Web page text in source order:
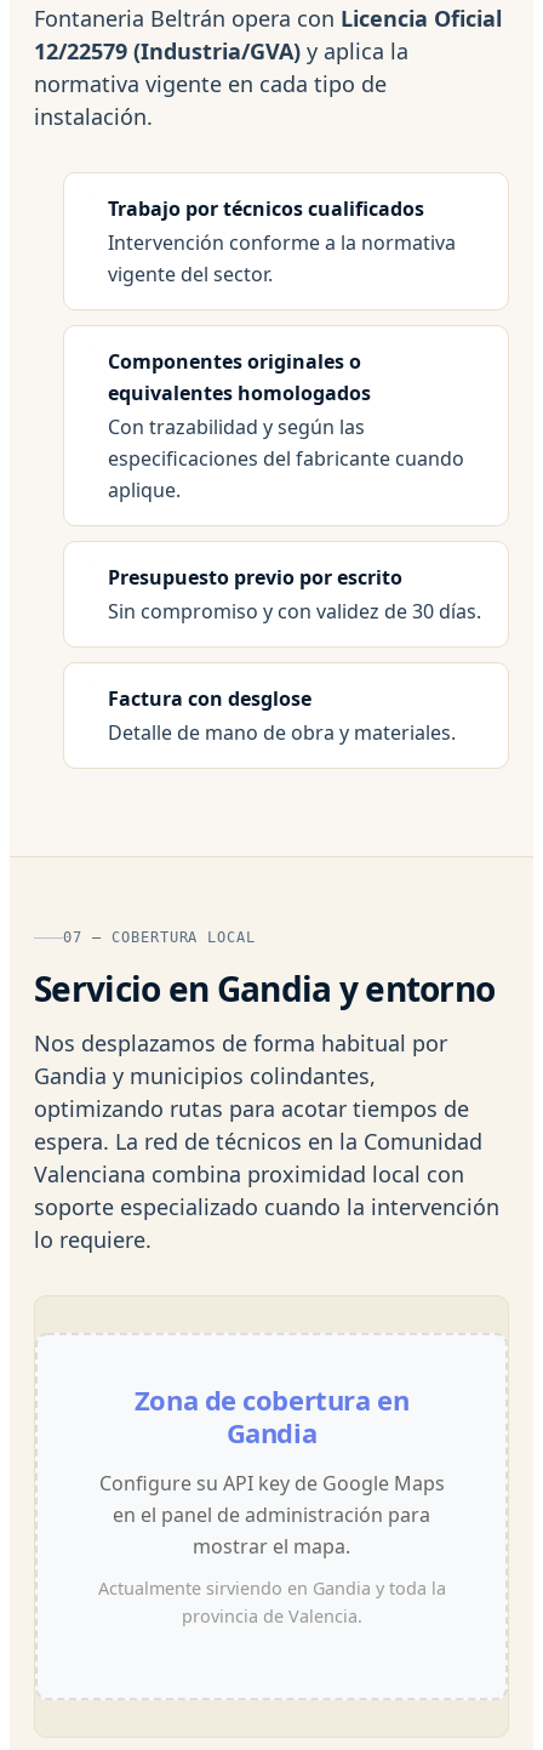
Fontaneria Beltrán opera con Licencia Oficial
12/22579 (Industria/GVA) y aplica la
normativa vigente en cada tipo de
instalación.
Trabajo por técnicos cualificados
Intervención conforme a la normativa
vigente del sector.
Componentes originales o
equivalentes homologados
Con trazabilidad y según las
especificaciones del fabricante cuando
aplique.
Presupuesto previo por escrito
Sin compromiso y con validez de 30 días.
Factura con desglose
Detalle de mano de obra y materiales.
07 — COBERTURA LOCAL
Servicio en Gandia y entorno
Nos desplazamos de forma habitual por
Gandia y municipios colindantes,
optimizando rutas para acotar tiempos de
espera. La red de técnicos en la Comunidad
Valenciana combina proximidad local con
soporte especializado cuando la intervención
lo requiere.
Zona de cobertura en
Gandia
Configure su API key de Google Maps
en el panel de administración para
mostrar el mapa.
Actualmente sirviendo en Gandia y toda la
provincia de Valencia.